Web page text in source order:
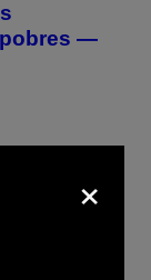
—
los
×